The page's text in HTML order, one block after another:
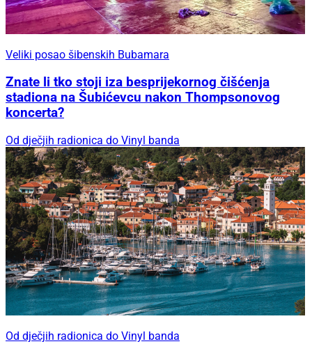
Veliki posao šibenskih Bubamara
Znate li tko stoji iza besprijekornog čišćenja
stadiona na Šubićevcu nakon Thompsonovog
koncerta?
Od dječjih radionica do Vinyl banda
Od dječjih radionica do Vinyl banda